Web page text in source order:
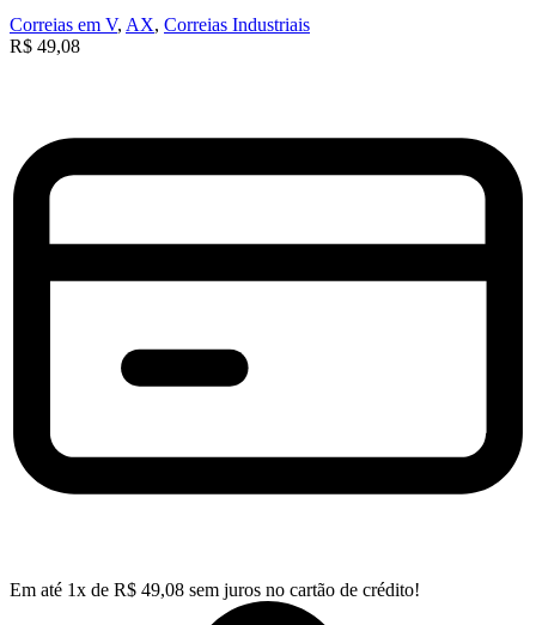
Correias em V, AX, Correias Industriais
R$ 49,08
Em até 1x de R$ 49,08 sem juros no cartão de crédito!